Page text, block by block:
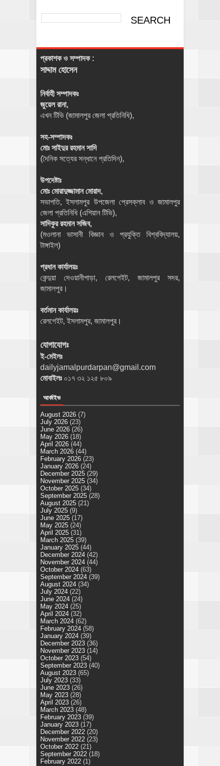
প্রকাশক ও সম্পাদক :
সাদ্দাম হোসেন
নির্বাহী সম্পাদকঃ
জুয়েল রানা,
এখন টিভি (জামালপুর জেলা প্রতিনিধি),
সহ-সম্পাদকঃ
মোঃ সাইদুর রহমান সাদি
(দৈনিক সত্যের সন্ধানে প্রতিদিন),
উপদেষ্টাঃ
মোঃ মোরাদুজ্জামান মোরাদ,
সভাপতি, ইসলামপুর উপজেলা প্রেসক্লাব ও জামালপুর
জেলা প্রতিনিধি (এশিয়ান টিভি),
সাদিকুর রহমান সজিব,
(মওলানা ভাসানী বিজ্ঞান ও প্রযুক্তি বিশ্ববিদ্যালয়,
টাঙ্গাইল)
প্রধান কার্যালয়ঃ
কেন্দুয়া দেওয়ানীপাড়া, রেলগেইট, জামালপুর সদর,
জামালপুর।
বর্তমান কার্যালয়ঃ
রেলগেইট, ইসলামপুর, জামালপুর।
যোগাযোগঃ
ই-মেইলঃ
dailyjamalpurdarpan@gmail.com
মোবাইলঃ ০১৭ ৩২ ১২৫ ৮০৯
আর্কাইভ
August 2026 (7)
July 2026 (23)
June 2026 (26)
May 2026 (18)
April 2026 (44)
March 2026 (44)
February 2026 (23)
January 2026 (24)
December 2025 (29)
November 2025 (34)
October 2025 (34)
September 2025 (28)
August 2025 (21)
July 2025 (9)
June 2025 (17)
May 2025 (24)
April 2025 (31)
March 2025 (39)
January 2025 (44)
December 2024 (42)
November 2024 (44)
October 2024 (63)
September 2024 (39)
August 2024 (34)
July 2024 (22)
June 2024 (24)
May 2024 (25)
April 2024 (32)
March 2024 (62)
February 2024 (58)
January 2024 (39)
December 2023 (36)
November 2023 (14)
October 2023 (54)
September 2023 (40)
August 2023 (65)
July 2023 (33)
June 2023 (26)
May 2023 (28)
April 2023 (26)
March 2023 (48)
February 2023 (39)
January 2023 (17)
December 2022 (20)
November 2022 (23)
October 2022 (21)
September 2022 (18)
February 2022 (1)